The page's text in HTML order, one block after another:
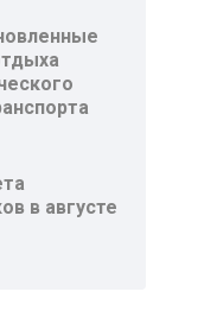
в августе